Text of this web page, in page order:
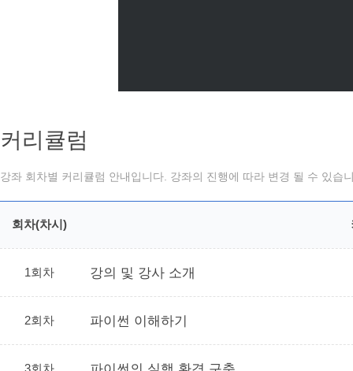
커리큘럼
강좌 회차별 커리큘럼 안내입니다. 강좌의 진행에 따라 변경 될 수 있습
회차(차시)
1회차 강의 및 강사 소개
2회차 파이썬 이해하기
3회차